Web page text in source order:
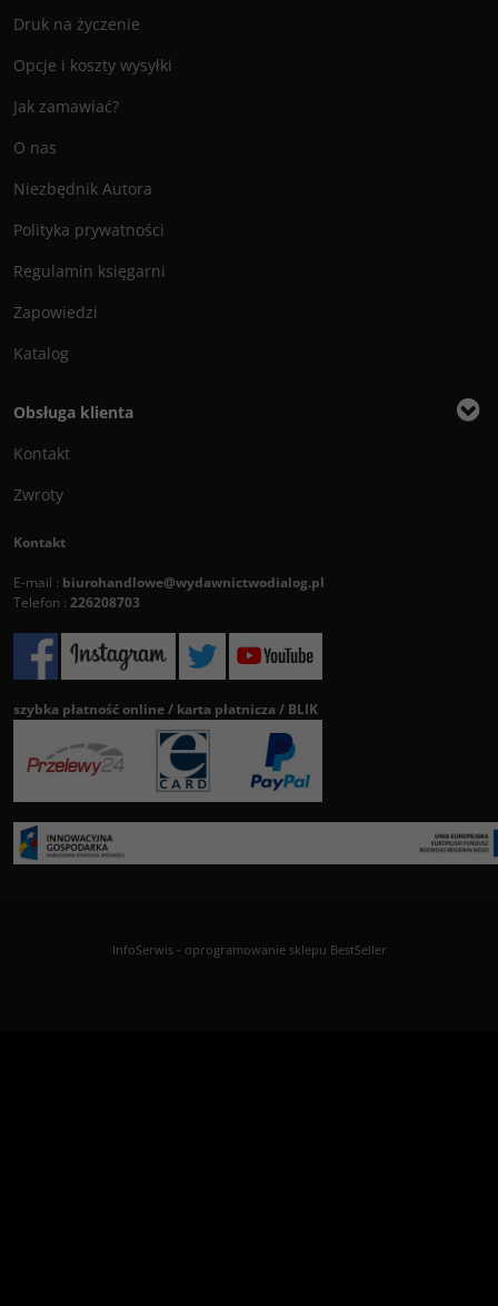
Druk na życzenie
Opcje i koszty wysyłki
Jak zamawiać?
O nas
Niezbędnik Autora
Polityka prywatności
Regulamin księgarni
Zapowiedzi
Katalog
Obsługa klienta
Kontakt
Zwroty
Kontakt
E-mail : biurohandlowe@wydawnictwodialog.pl
Telefon : 226208703
szybka płatność online / karta płatnicza / BLIK
InfoSerwis- oprogramowanie sklepu BestSeller